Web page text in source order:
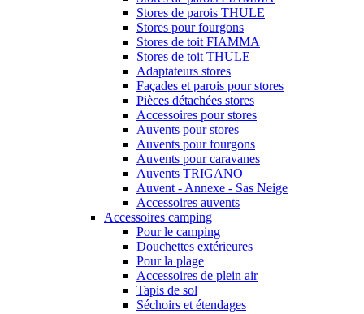
Stores de parois THULE
Stores pour fourgons
Stores de toit FIAMMA
Stores de toit THULE
Adaptateurs stores
Façades et parois pour stores
Pièces détachées stores
Accessoires pour stores
Auvents pour stores
Auvents pour fourgons
Auvents pour caravanes
Auvents TRIGANO
Auvent - Annexe - Sas Neige
Accessoires auvents
Accessoires camping
Pour le camping
Douchettes extérieures
Pour la plage
Accessoires de plein air
Tapis de sol
Séchoirs et étendages